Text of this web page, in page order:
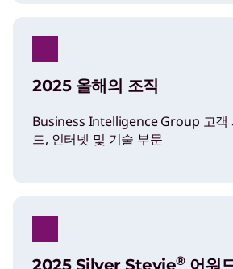
2025 올해의 조직
Business Intelligence Group 고객
드, 인터넷 및 기술 부문
2025 Silver Stevie®어워